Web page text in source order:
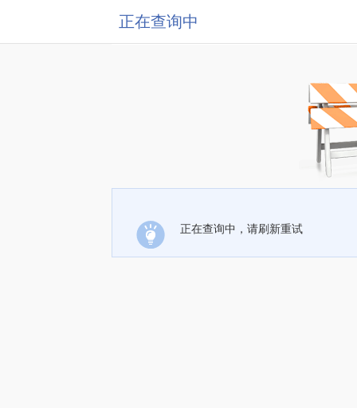
正在查询中
正在查询中，请刷新重试